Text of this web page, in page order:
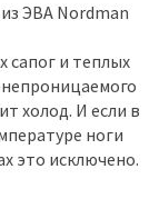
ЭВА Nordman
сапог и теплых
холод. И если в
ноги
это исключено.